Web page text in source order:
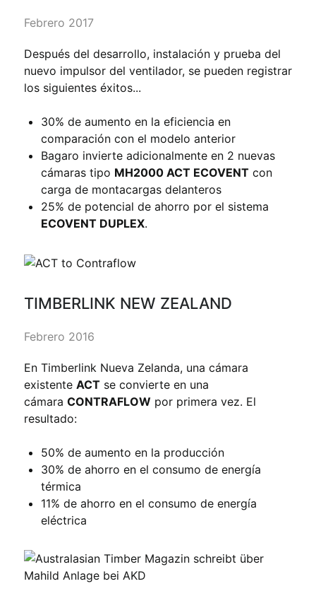
Febrero 2017
Después del desarrollo, instalación y prueba del
nuevo impulsor del ventilador, se pueden registrar
los siguientes éxitos...
30% de aumento en la eficiencia en
comparación con el modelo anterior
Bagaro invierte adicionalmente en 2 nuevas
cámaras tipo MH2000 ACT ECOVENT con
carga de montacargas delanteros
25% de potencial de ahorro por el sistema
ECOVENT DUPLEX.
TIMBERLINK NEW ZEALAND
Febrero 2016
En Timberlink Nueva Zelanda, una cámara
existente ACT se convierte en una
cámara CONTRAFLOW por primera vez. El
resultado:
50% de aumento en la producción
30% de ahorro en el consumo de energía
térmica
11% de ahorro en el consumo de energía
eléctrica